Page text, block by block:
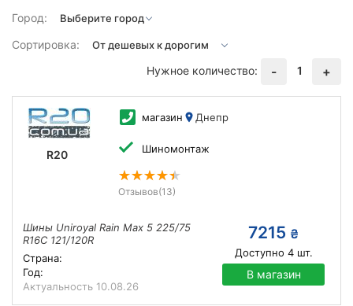
Город:
Сортировка:
Нужное количество:
- 1 +
R20
магазин Днепр
Шиномонтаж
Отзывов(13)
Шины Uniroyal Rain Max 5 225/75
R16C 121/120R
Страна:
Год:
Актуальность 10.08.26
7215 ₴
Доступно 4шт.
В магазин